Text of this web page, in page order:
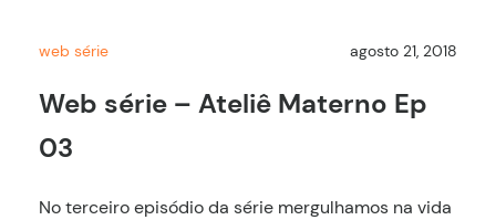
web série agosto 21, 2018
Web série – Ateliê Materno Ep
03
No terceiro episódio da série mergulhamos na vida